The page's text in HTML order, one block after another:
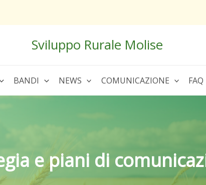
Sviluppo Rurale Molise
BANDI NEWS COMUNICAZIONE FAQ
e piani di